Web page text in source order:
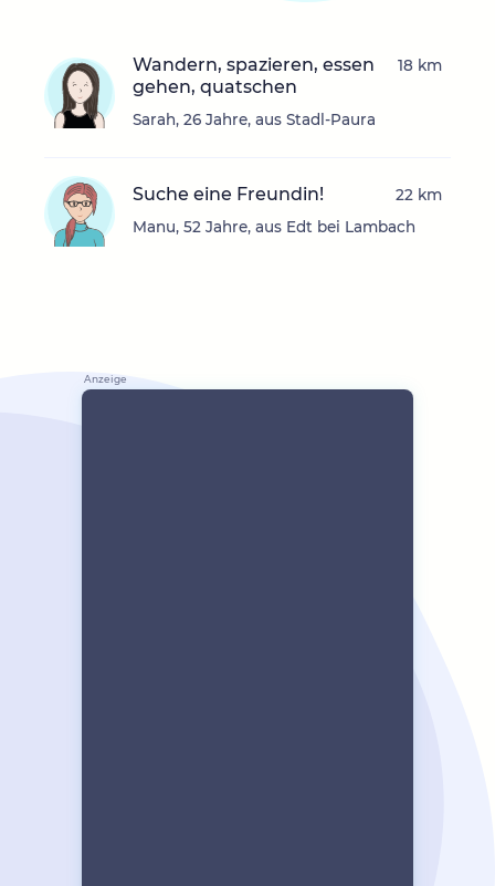
Wandern, spazieren, essen
gehen, quatschen
Sarah, 26 Jahre, aus Stadl-Paura
18 km
Suche eine Freundin!
Manu, 52 Jahre, aus Edt bei Lambach
22 km